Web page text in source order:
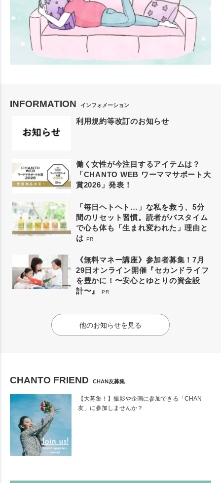
INFORMATION インフォメーション
利用規約等改訂のお知らせ
働く女性が今注目するアイテムは？
「CHANTO WEB ワーママサポート大
賞2026」発表！
「毎日ヘトヘト…」な私を救う、5分
間のリセット習慣。読者がバスタイム
で心も体も「生まれ変われた」理由と
は PR
《無料マネー講座》参加者募集！7月
29日オンライン開催『セカンドライフ
を豊かに！〜安心とゆとりの資金設
計〜』
PR
他のお知らせを見る
CHANTO FRIEND CHAN友募集
【大募集！】撮影や企画に参加できる「CHAN
友」に参加しませんか？